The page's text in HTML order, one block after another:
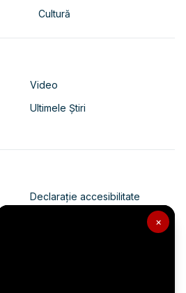
×
Cultură
Video
Ultimele Știri
Declarație accesibilitate
Politica de confidențialitate